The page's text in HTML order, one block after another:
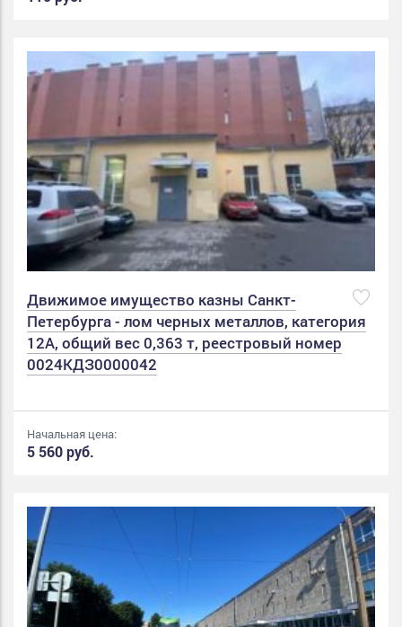
Движимое имущество казны Санкт-
Петербурга - лом черных металлов, категория
12А, общий вес 0,363 т, реестровый номер
0024КДЗ0000042
Начальная цена:
5 560 руб.